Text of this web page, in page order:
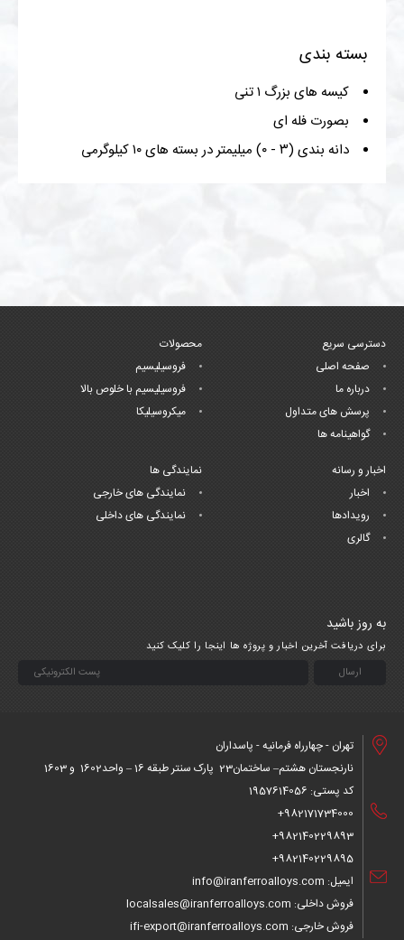
بسته بندی
کیسه های بزرگ ۱ تنی
بصورت فله ای
دانه بندی (۳ - ۰) میلیمتر در بسته های ۱۰ کیلوگرمی
دسترسی سریع
صفحه اصلی
درباره ما
پرسش های متداول
گواهینامه ها
محصولات
فروسیلیسیم
فروسیلیسیم با خلوص بالا
میکروسیلیکا
اخبار و رسانه
اخبار
رویدادها
گالری
نمایندگی ها
نمایندگی های خارجی
نمایندگی های داخلی
به روز باشید
برای دریافت آخرین اخبار و پروژه ها اینجا را کلیک کنید
تهران - چهارراه فرمانیه - پاسداران
نارنجستان هشتم– ساختمان23 پارک سنتر طبقه 16 – واحد1602 و 1603
کد پستی: 1957614056
982171734000+
982140229893+
982140229895+
ایمیل: info@iranferroalloys.com
فروش داخلی: localsales@iranferroalloys.com
فروش خارجی: ifi-export@iranferroalloys.com